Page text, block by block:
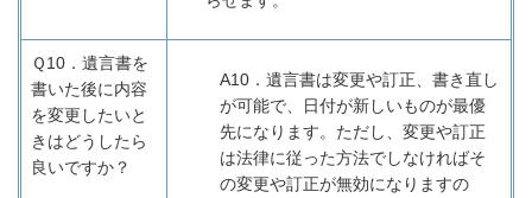
Ｑ10． 遺言書を
書いた後に内容
を変更したいと
きはどうしたら
良いですか？
A10 ．遺言書は変更や訂正、書き直し
が可能で、日付が新しいものが最優
先になります。ただし、変更や訂正
は法律に従った方法でしなければそ
の変更や訂正が無効になりますの